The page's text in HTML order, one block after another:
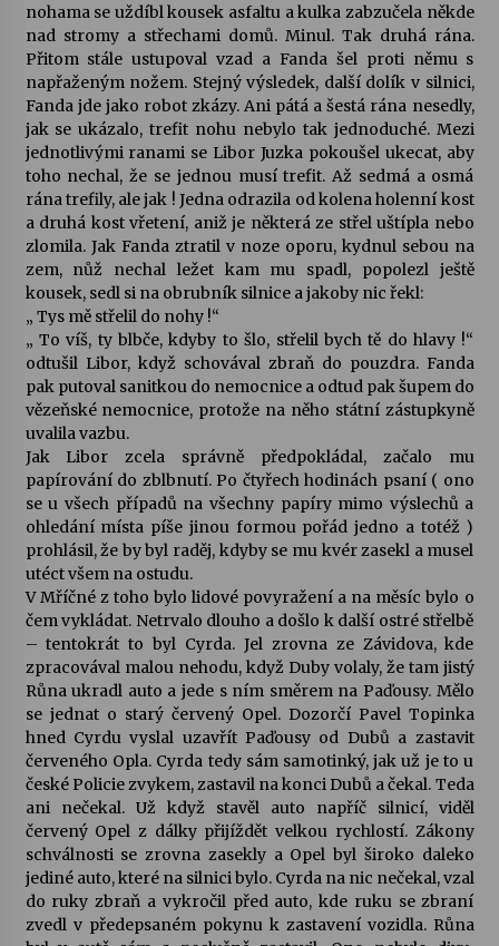
nohama se uždíbl kousek asfaltu a kulka zabzučela někde
nad stromy a střechami domů. Minul. Tak druhá rána.
Přitom stále ustupoval vzad a Fanda šel proti němu s
napřaženým nožem. Stejný výsledek, další dolík v silnici,
Fanda jde jako robot zkázy. Ani pátá a šestá rána nesedly,
jak se ukázalo, trefit nohu nebylo tak jednoduché. Mezi
jednotlivými ranami se Libor Juzka pokoušel ukecat, aby
toho nechal, že se jednou musí trefit. Až sedmá a osmá
rána trefily, ale jak ! Jedna odrazila od kolena holenní kost
a druhá kost vřetení, aniž je některá ze střel uštípla nebo
zlomila. Jak Fanda ztratil v noze oporu, kydnul sebou na
zem, nůž nechal ležet kam mu spadl, popolezl ještě
kousek, sedl si na obrubník silnice a jakoby nic řekl:
„ Tys mě střelil do nohy !“
„ To víš, ty blbče, kdyby to šlo, střelil bych tě do hlavy !“
odtušil Libor, když schovával zbraň do pouzdra. Fanda
pak putoval sanitkou do nemocnice a odtud pak šupem do
vězeňské nemocnice, protože na něho státní zástupkyně
uvalila vazbu.
Jak Libor zcela správně předpokládal, začalo mu
papírování do zblbnutí. Po čtyřech hodinách psaní ( ono
se u všech případů na všechny papíry mimo výslechů a
ohledání místa píše jinou formou pořád jedno a totéž )
prohlásil, že by byl raděj, kdyby se mu kvér zasekl a musel
utéct všem na ostudu.
V Mříčné z toho bylo lidové povyražení a na měsíc bylo o
čem vykládat. Netrvalo dlouho a došlo k další ostré střelbě
– tentokrát to byl Cyrda. Jel zrovna ze Závidova, kde
zpracovával malou nehodu, když Duby volaly, že tam jistý
Růna ukradl auto a jede s ním směrem na Paďousy. Mělo
se jednat o starý červený Opel. Dozorčí Pavel Topinka
hned Cyrdu vyslal uzavřít Paďousy od Dubů a zastavit
červeného Opla. Cyrda tedy sám samotinký, jak už je to u
české Policie zvykem, zastavil na konci Dubů a čekal. Teda
ani nečekal. Už když stavěl auto napříč silnicí, viděl
červený Opel z dálky přijíždět velkou rychlostí. Zákony
schválnosti se zrovna zasekly a Opel byl široko daleko
jediné auto, které na silnici bylo. Cyrda na nic nečekal, vzal
do ruky zbraň a vykročil před auto, kde ruku se zbraní
zvedl v předepsaném pokynu k zastavení vozidla. Růna